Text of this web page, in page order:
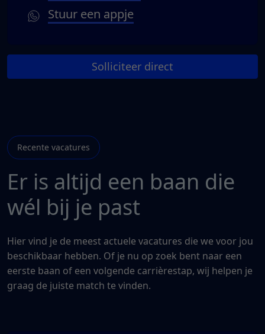
Stuur een appje
Solliciteer direct
Recente vacatures
Er is altijd een baan die
wél bij je past
Hier vind je de meest actuele vacatures die we voor jou
beschikbaar hebben. Of je nu op zoek bent naar een
eerste baan of een volgende carrièrestap, wij helpen je
graag de juiste match te vinden.